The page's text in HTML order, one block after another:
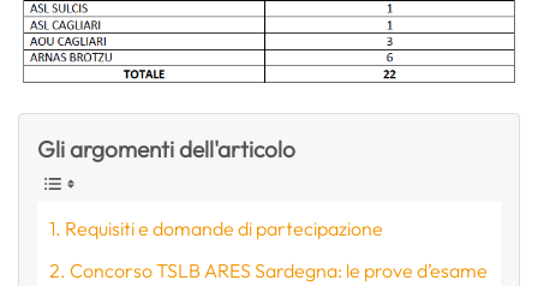
Gli argomenti dell'articolo
Requisiti e domande di partecipazione
Concorso TSLB ARES Sardegna: le prove d’esame